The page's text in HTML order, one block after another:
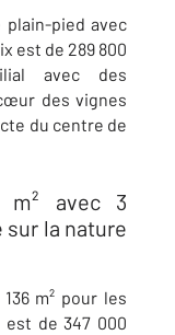
plain-pied avec
est de 289 800
avec des
des vignes
du centre de
m² avec 3
sur la nature
m² pour les
de 347 000